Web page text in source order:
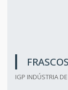
IGP INDÚSTRIA